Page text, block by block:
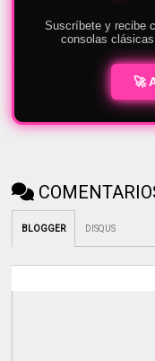
Suscríbete y recibe
consolas
🚀
BLOGGER DISQUS